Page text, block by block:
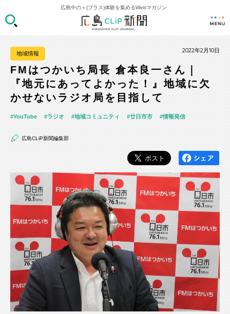
広島中の＋(プラス)体験を集めるWebマガジン
地域情報 2022年2月10日
FMはつかいち局長 倉本良一さん｜
『地元にあってよかった！』地域に欠
かせないラジオ局を目指して
YouTube ラジオ 地域コミュニティ 廿日市市 情報発信
広島CLiP新聞編集部